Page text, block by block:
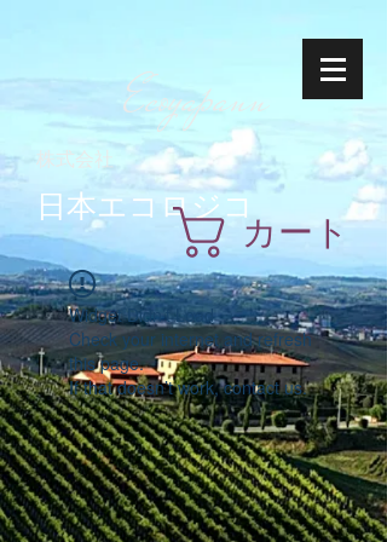
Ecoyapann
株式会社
日本エコロジコカート
Widget Didn’t Load
Check your internet and refresh
this page.
If that doesn’t work, contact us.